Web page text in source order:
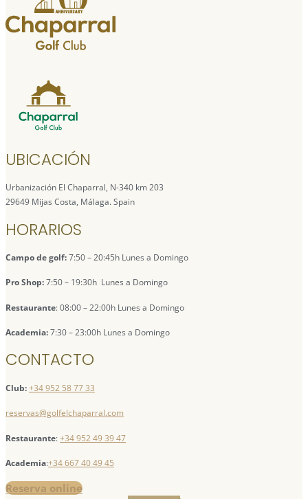
UBICACIÓN
Urbanización El Chaparral, N-340 km 203
29649 Mijas Costa, Málaga. Spain
HORARIOS
Campo de golf:7:50 – 20:45h Lunes a Domingo
Pro Shop:7:50 – 19:30h Lunes a Domingo
Restaurante: 08:00 – 22:00h Lunes a Domingo
Academia:7:30 – 23:00h Lunes a Domingo
CONTACTO
Club:+34 952 58 77 33
reservas@golfelchaparral.com
Restaurante:+34 952 49 39 47
Academia:+34 667 40 49 45
Reserva online